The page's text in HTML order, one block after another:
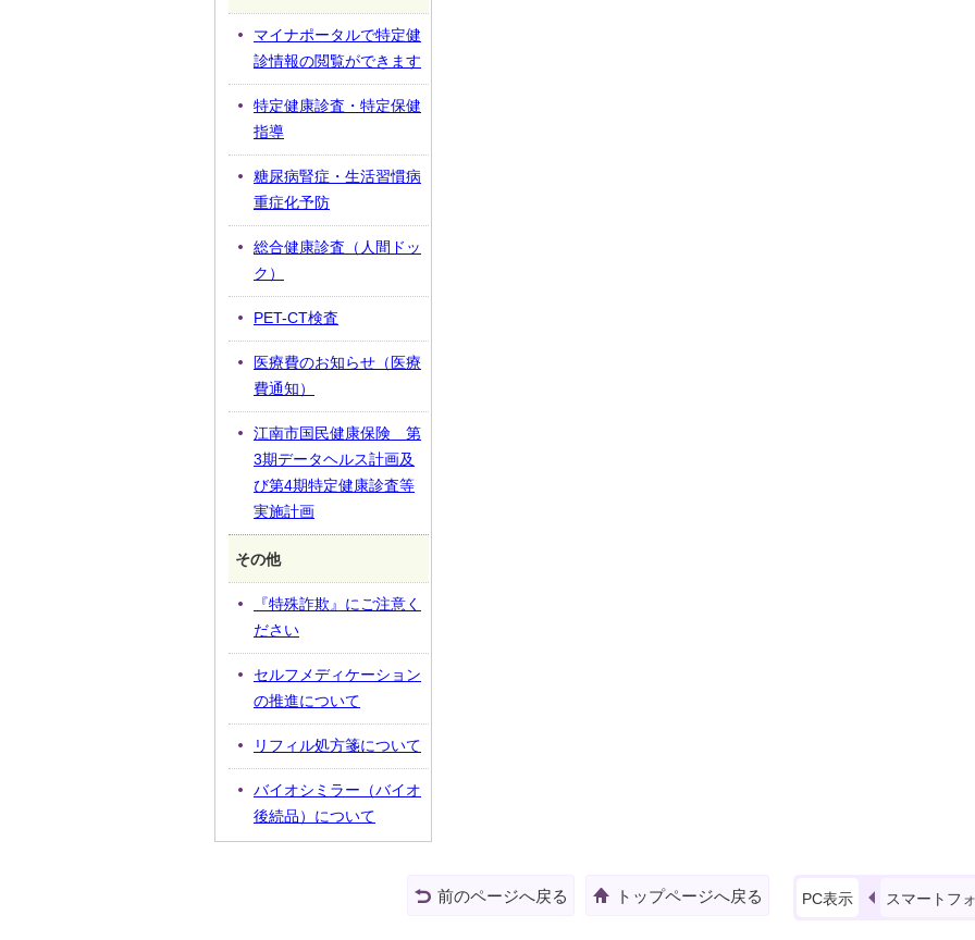
マイナポータルで特定健
診情報の閲覧ができます
特定健康診査・特定保健
指導
糖尿病腎症・生活習慣病
重症化予防
総合健康診査（人間ドッ
ク）
PET-CT検査
医療費のお知らせ（医療
費通知）
江南市国民健康保険 第
3期データヘルス計画及
び第4期特定健康診査等
実施計画
その他
『特殊詐欺』にご注意く
ださい
セルフメディケーション
の推進について
リフィル処方箋について
バイオシミラー（バイオ
後続品）について
前のページへ戻る トップページへ戻る PC表示 スマートフ